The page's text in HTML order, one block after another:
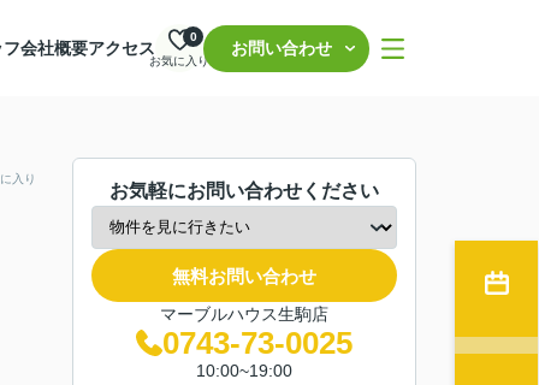
会社概要アクセス
お気に入り
0
お問い合わせ
入り
お気軽にお問い合わせください
無料お問い合わせ
マーブルハウス生駒店
0743-73-0025
10:00~19:00